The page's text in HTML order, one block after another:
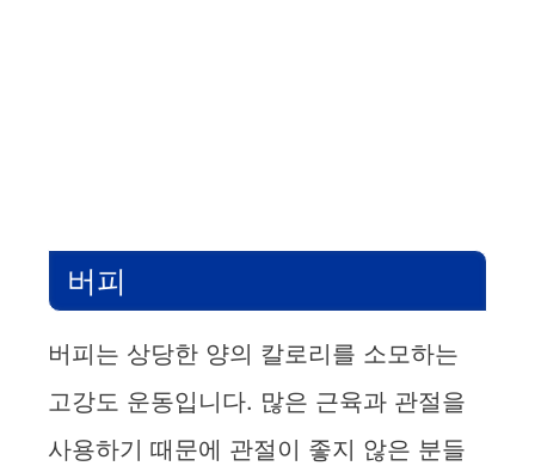
버피
버피는 상당한 양의 칼로리를 소모하는
고강도 운동입니다. 많은 근육과 관절을
사용하기 때문에 관절이 좋지 않은 분들